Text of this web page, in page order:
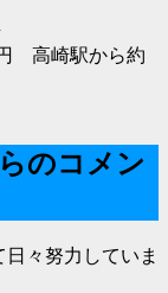
高崎駅から約
のコメン
日々努力していま